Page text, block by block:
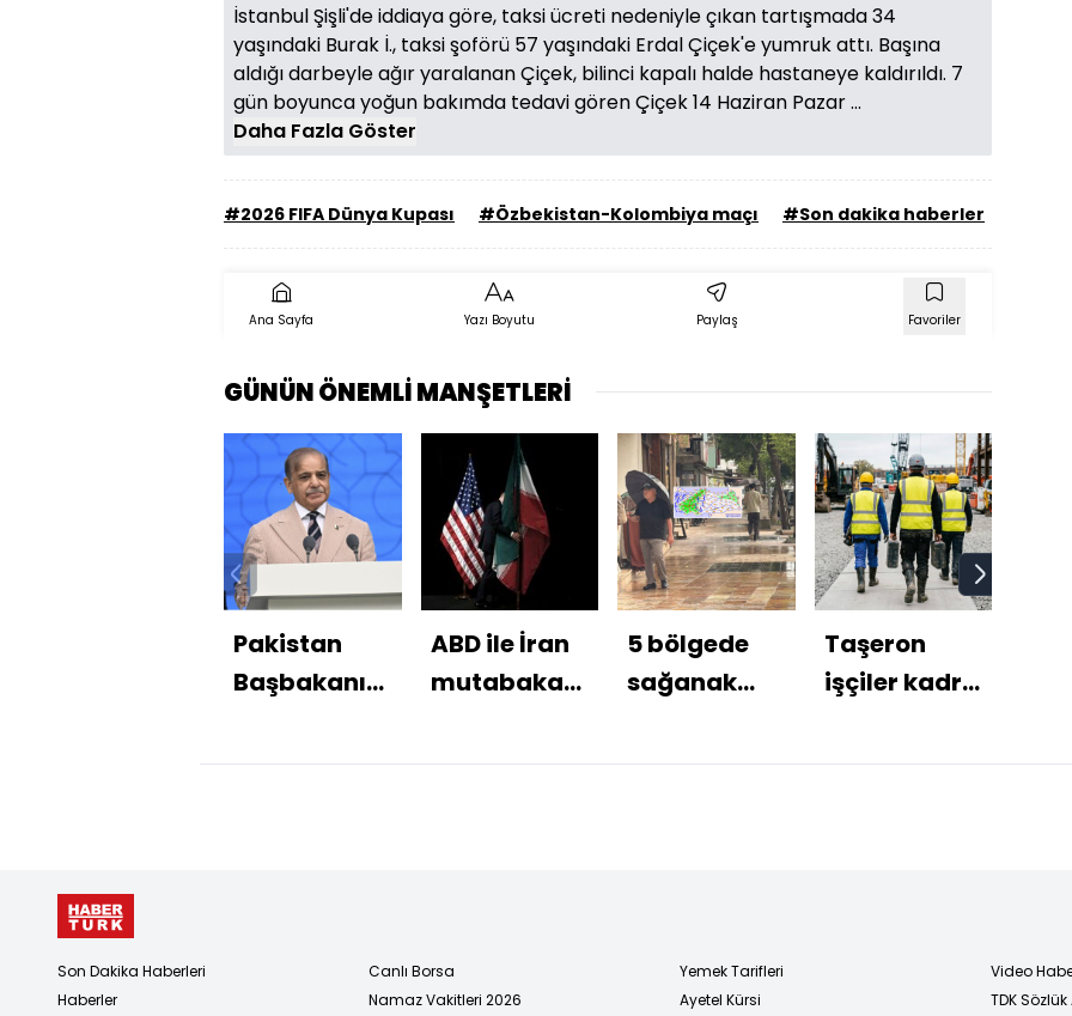
İstanbul Şişli'de iddiaya göre, taksi ücreti nedeniyle çıkan tartışmada 34
yaşındaki Burak İ., taksi şoförü 57 yaşındaki Erdal Çiçek'e yumruk attı. Başına
aldığı darbeyle ağır yaralanan Çiçek, bilinci kapalı halde hastaneye kaldırıldı. 7
gün boyunca yoğun bakımda tedavi gören Çiçek 14 Haziran Pazar ...
Daha Fazla Göster
#2026 FIFA Dünya Kupası #Özbekistan-Kolombiya maçı #Son dakika haberler
Ana Sayfa Yazı Boyutu Paylaş Favoriler
GÜNÜN ÖNEMLİ MANŞETLERİ
Pakistan
Başbakanı
İran
ABD ile İran
mutabakat
imzaladı
5 bölgede
sağanak
kent için
Taşeron
işçiler kadro
Son Dakika Haberleri
Haberler
Canlı Borsa
Namaz Vakitleri 2026
Yemek Tarifleri
Ayetel Kürsi
Video
TDK